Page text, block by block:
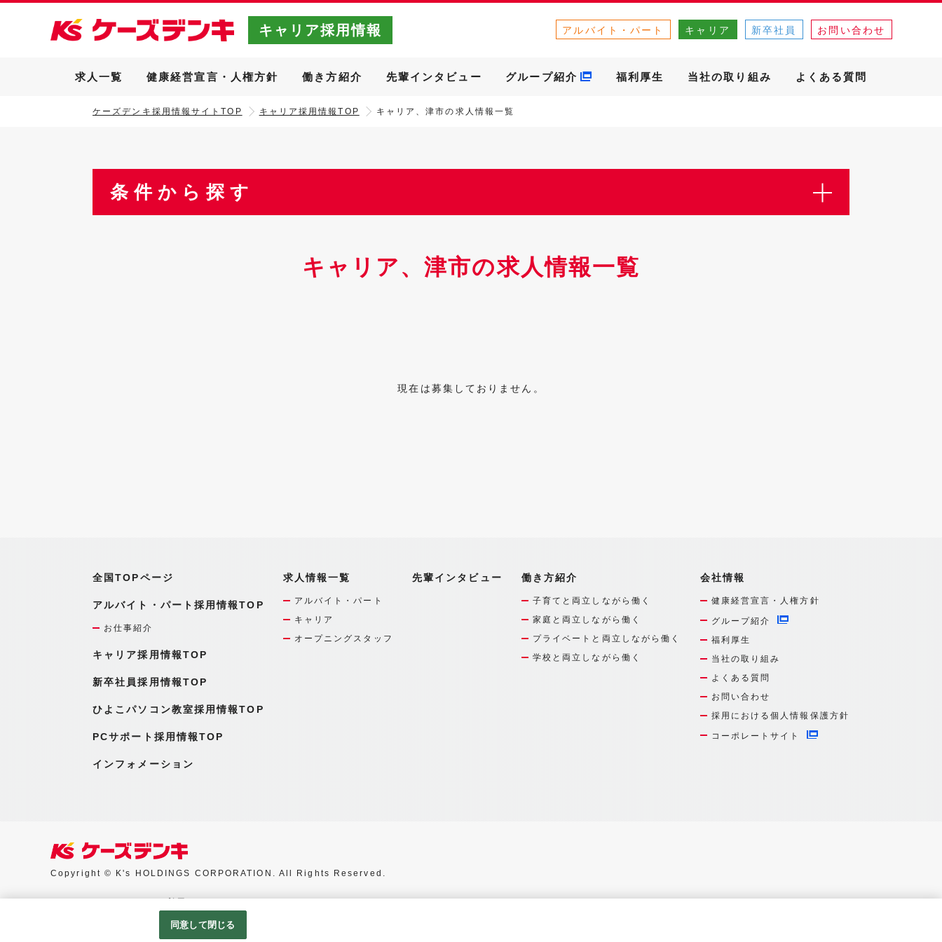
キャリア採用情報 アルバイト・パート キャリア 新卒社員 お問い合わせ
求人一覧 健康経営宣言・人権方針 働き方紹介 先輩インタビュー グループ紹介 福利厚生 当社の取り組み よくある質問
ケーズデンキ採用情報サイトTOP キャリア採用情報TOP キャリア、津市の求人情報一覧
条件から探す
キャリア、津市の求人情報一覧
現在は募集しておりません。
全国TOPページ
アルバイト・パート採用情報TOP
お仕事紹介
キャリア採用情報TOP
新卒社員採用情報TOP
ひよこパソコン教室採用情報TOP
PCサポート採用情報TOP
インフォメーション
求人情報一覧
アルバイト・パート
キャリア
オープニングスタッフ
先輩インタビュー 働き方紹介
子育てと両立しながら働く
家庭と両立しながら働く
プライベートと両立しながら働く
学校と両立しながら働く
会社情報
健康経営宣言・人権方針
グループ紹介
福利厚生
当社の取り組み
よくある質問
お問い合わせ
採用における個人情報保護方針
コーポレートサイト
Copyright © K's HOLDINGS CORPORATION. All Rights Reserved.
Googleアナリティクスの利用について
同意して閉じる